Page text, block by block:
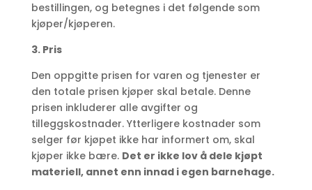
bestillingen, og betegnes i det følgende som
kjøper/kjøperen.
3. Pris
Den oppgitte prisen for varen og tjenester er
den totale prisen kjøper skal betale. Denne
prisen inkluderer alle avgifter og
tilleggskostnader. Ytterligere kostnader som
selger før kjøpet ikke har informert om, skal
kjøper ikke bære. Det er ikke lov å dele kjøpt
materiell, annet enn innad i egen barnehage.